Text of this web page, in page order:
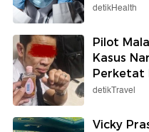
detikHealth
Pilot
Kasus
Perketat
detikTravel
Vicky